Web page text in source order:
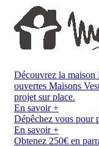
Découvrez la maison
ouvertes Maisons
projet sur place.
En savoir +
Dépêchez vous pour
En savoir +
Obtenez 250€ en